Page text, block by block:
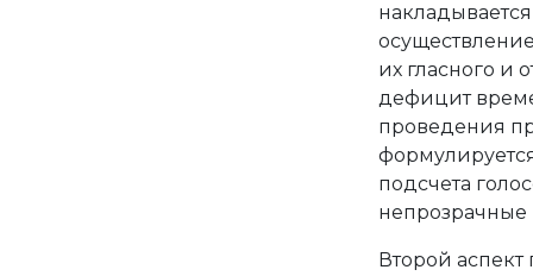
их гласного и
дефицит
проведения
подсчета
непрозрачные
Второй